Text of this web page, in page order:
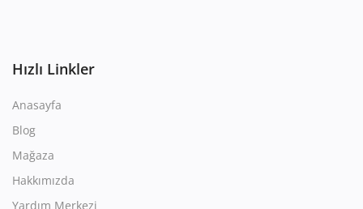
Hızlı Linkler
Anasayfa
Blog
Mağaza
Hakkımızda
Yardım Merkezi